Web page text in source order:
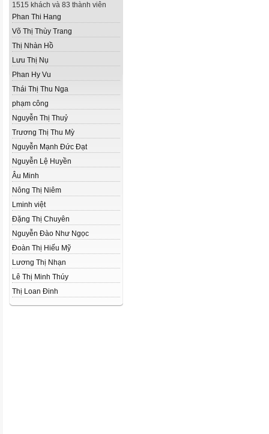
1515 khách và 83 thành viên
Phan Thi Hang
Võ Thị Thùy Trang
Thị Nhàn Hồ
Lưu Thị Nụ
Phan Hy Vu
Thái Thị Thu Nga
phạm công
Nguyễn Thị Thuỷ
Trương Thị Thu Mỳ
Nguyễn Mạnh Đức Đạt
Nguyễn Lệ Huyền
Âu Minh
Nông Thị Niêm
Lminh việt
Đặng Thị Chuyên
Nguyễn Đào Như Ngọc
Đoàn Thị Hiếu Mỹ
Lương Thị Nhạn
Lê Thị Minh Thúy
Thị Loan Đinh